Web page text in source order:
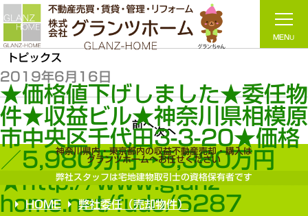
トピックス
2019年6月16日
★価格値下げしました★委任物
件★収益ビル★神奈川県相模原
市中央区千代田3-3-20★価格
／5,980万円→5,380万円
★http://www.glanz-
home.net/fudo/6287
前へ
次へ
神奈川県内・東京都内の収益不動産売却・購入は
グランツホームへお任せください
弊社スタッフは宅地建物取引士の資格保有者です
HOME 弊社委任（売却物件）